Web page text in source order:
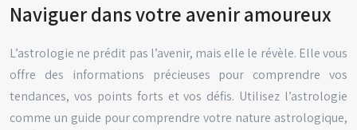
Naviguer dans votre avenir amoureux
L’astrologie ne prédit pas l’avenir, mais elle le révèle. Elle vous
offre des informations précieuses pour comprendre vos
tendances, vos points forts et vos défis. Utilisez l’astrologie
comme un guide pour comprendre votre nature astrologique,